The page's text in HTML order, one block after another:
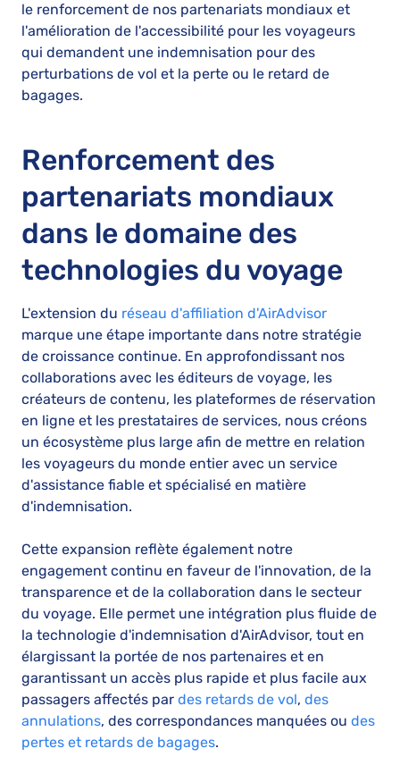
le renforcement de nos partenariats mondiaux et
l'amélioration de l'accessibilité pour les voyageurs
qui demandent une indemnisation pour des
perturbations de vol et la perte ou le retard de
bagages.
Renforcement des
partenariats mondiaux
dans le domaine des
technologies du voyage
L'extension du réseau d'affiliation d'AirAdvisor
marque une étape importante dans notre stratégie
de croissance continue. En approfondissant nos
collaborations avec les éditeurs de voyage, les
créateurs de contenu, les plateformes de réservation
en ligne et les prestataires de services, nous créons
un écosystème plus large afin de mettre en relation
les voyageurs du monde entier avec un service
d'assistance fiable et spécialisé en matière
d'indemnisation.
Cette expansion reflète également notre
engagement continu en faveur de l'innovation, de la
transparence et de la collaboration dans le secteur
du voyage. Elle permet une intégration plus fluide de
la technologie d'indemnisation d'AirAdvisor, tout en
élargissant la portée de nos partenaires et en
garantissant un accès plus rapide et plus facile aux
passagers affectés par des retards de vol, des
annulations, des correspondances manquées ou des
pertes et retards de bagages.